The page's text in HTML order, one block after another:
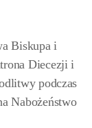
Biskupa i
Diecezji i
podczas
Nabożeństwo